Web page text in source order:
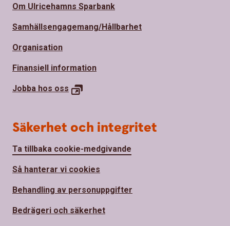
Om Ulricehamns Sparbank
Samhällsengagemang/Hållbarhet
Organisation
Finansiell information
Jobba hos oss
Säkerhet och integritet
Ta tillbaka cookie-medgivande
Så hanterar vi cookies
Behandling av personuppgifter
Bedrägeri och säkerhet